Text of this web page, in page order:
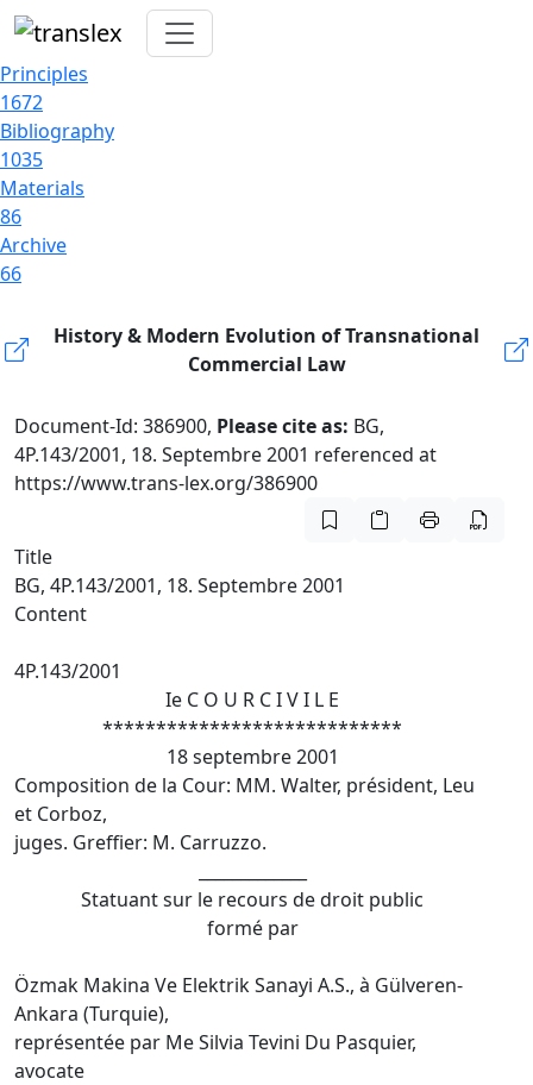
Principles
1672
Bibliography
1035
Materials
86
Archive
66
History & Modern Evolution of Transnational
Commercial Law
Document-Id: 386900, Please cite as: BG,
4P.143/2001, 18. Septembre 2001 referenced at
https://www.trans-lex.org/386900
Title
BG, 4P.143/2001, 18. Septembre 2001
Content
4P.143/2001
Ie C O U R C I V I L E
****************************
18 septembre 2001
Composition de la Cour: MM. Walter, président, Leu
et Corboz,
juges. Greffier: M. Carruzzo.
Statuant sur le recours de droit public
formé par
Özmak Makina Ve Elektrik Sanayi A.S., à Gülveren-
Ankara (Turquie),
représentée par Me Silvia Tevini Du Pasquier,
avocate